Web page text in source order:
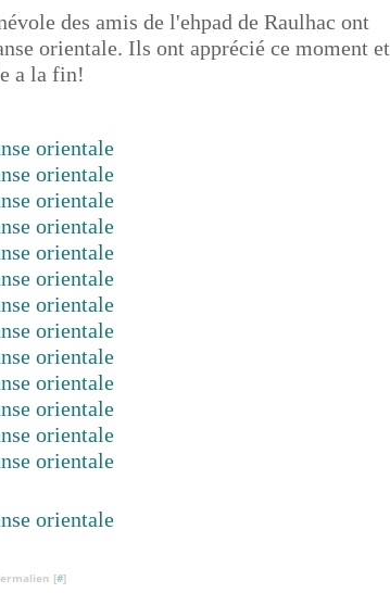
des amis de l'ehpad de Raulhac ont
orientale. Ils ont apprécié ce moment et
a la fin!
[#]